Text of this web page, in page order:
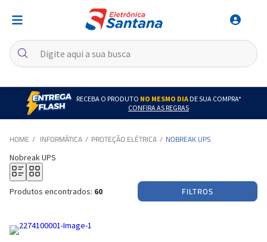
RECEBA O PRODUTO NO MESMO DIADE SUA COMPRA*
CONFIRA AS REGRAS
INFORMÁTICA PROTEÇÃO ELÉTRICA NOBREAK UPS
Nobreak UPS
Produtos encontrados: 60 FILTROS